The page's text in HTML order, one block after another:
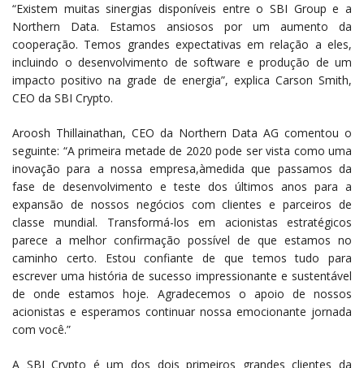
“Existem muitas sinergias disponíveis entre o SBI Group e a
Northern Data. Estamos ansiosos por um aumento da
cooperação. Temos grandes expectativas em relação a eles,
incluindo o desenvolvimento de software e produção de um
impacto positivo na grade de energia”, explica Carson Smith,
CEO da SBI Crypto.
Aroosh Thillainathan, CEO da Northern Data AG comentou o
seguinte: “A primeira metade de 2020 pode ser vista como uma
inovação para a nossa empresa,àmedida que passamos da
fase de desenvolvimento e teste dos últimos anos para a
expansão de nossos negócios com clientes e parceiros de
classe mundial. Transformá-los em acionistas estratégicos
parece a melhor confirmação possível de que estamos no
caminho certo. Estou confiante de que temos tudo para
escrever uma história de sucesso impressionante e sustentável
de onde estamos hoje. Agradecemos o apoio de nossos
acionistas e esperamos continuar nossa emocionante jornada
com você.”
A SBI Crypto é um dos dois primeiros grandes clientes da